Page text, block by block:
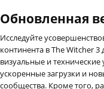
Обновленная
Исследуйте
континента в The Witcher
визуальные и
ускоренные загрузки и
сообщества. Кроме того,